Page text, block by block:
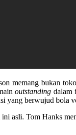
memang bukan
outstanding dalam
yang berwujud bola
asli. Tom Hanks